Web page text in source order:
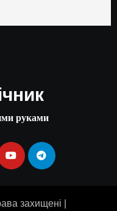
руками
захищені